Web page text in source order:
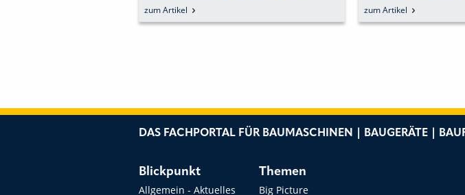
zum Artikel
CHINA
zum Artikel
DAS FACHPORTAL FÜR BAUMASCHINEN | BAUGERÄTE |
Blickpunkt
Allgemein - Aktuelles
Themen
Big Picture